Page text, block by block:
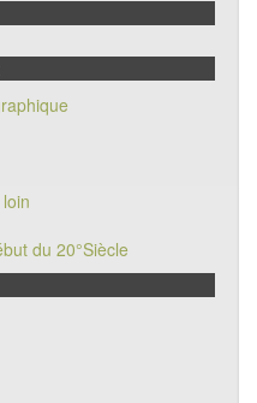
du 20°Siècle